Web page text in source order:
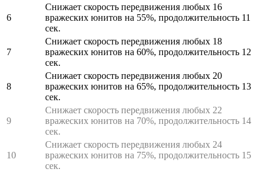
6
Снижает скорость передвижения любых 16
вражеских юнитов на 55%, продолжительность 11
сек.
7
Снижает скорость передвижения любых 18
вражеских юнитов на 60%, продолжительность 12
сек.
8
Снижает скорость передвижения любых 20
вражеских юнитов на 65%, продолжительность 13
сек.
9
Снижает скорость передвижения любых 22
вражеских юнитов на 70%, продолжительность 14
сек.
10
Снижает скорость передвижения любых 24
вражеских юнитов на 75%, продолжительность 15
сек.